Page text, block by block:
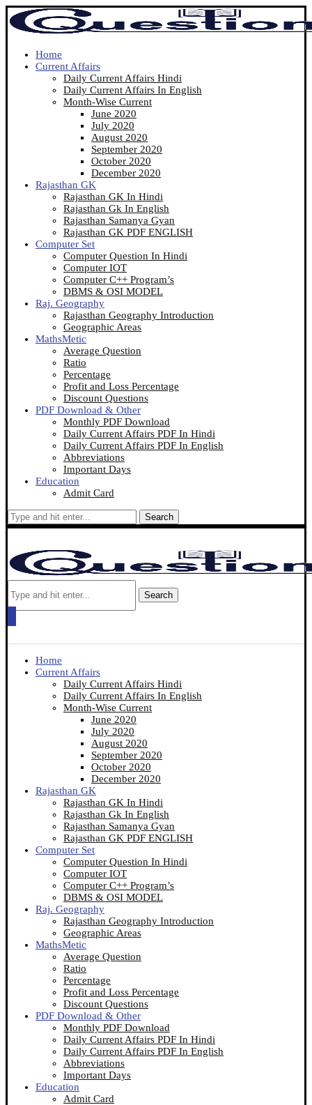
Home
Current Affairs
Daily Current Affairs Hindi
Daily Current Affairs In English
Month-Wise Current
June 2020
July 2020
August 2020
September 2020
October 2020
December 2020
Rajasthan GK
Rajasthan GK In Hindi
Rajasthan Gk In English
Rajasthan Samanya Gyan
Rajasthan GK PDF ENGLISH
Computer Set
Computer Question In Hindi
Computer IOT
Computer C++ Program’s
DBMS & OSI MODEL
Raj. Geography
Rajasthan Geography Introduction
Geographic Areas
MathsMetic
Average Question
Ratio
Percentage
Profit and Loss Percentage
Discount Questions
PDF Download & Other
Monthly PDF Download
Daily Current Affairs PDF In Hindi
Daily Current Affairs PDF In English
Abbreviations
Important Days
Education
Admit Card
Search
Search
Home
Current Affairs
Daily Current Affairs Hindi
Daily Current Affairs In English
Month-Wise Current
June 2020
July 2020
August 2020
September 2020
October 2020
December 2020
Rajasthan GK
Rajasthan GK In Hindi
Rajasthan Gk In English
Rajasthan Samanya Gyan
Rajasthan GK PDF ENGLISH
Computer Set
Computer Question In Hindi
Computer IOT
Computer C++ Program’s
DBMS & OSI MODEL
Raj. Geography
Rajasthan Geography Introduction
Geographic Areas
MathsMetic
Average Question
Ratio
Percentage
Profit and Loss Percentage
Discount Questions
PDF Download & Other
Monthly PDF Download
Daily Current Affairs PDF In Hindi
Daily Current Affairs PDF In English
Abbreviations
Important Days
Education
Admit Card